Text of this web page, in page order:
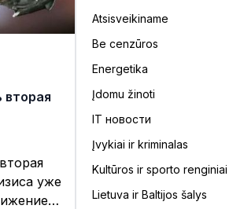
уже
Atsisveikiname
Be cenzūros
Energetika
Įdomu žinoti
IT новости
Įvykiai ir kriminalas
Kultūros ir sporto renginiai
Lietuva ir Baltijos šalys